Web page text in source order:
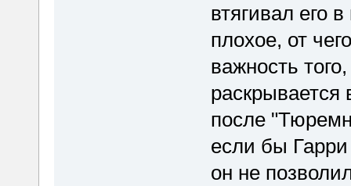
втягивал его
плохое, от
важность
раскрывается
после
если бы
он не